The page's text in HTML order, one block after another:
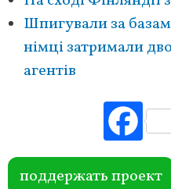
Шпигували за
німці затримали
агентів
ok
поддержать проект